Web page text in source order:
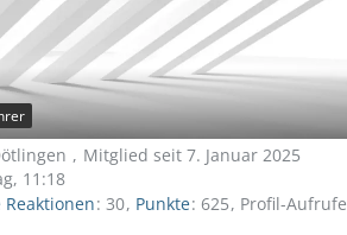
Mitglied seit 7. Januar 2025
11:18
30 Punkte 625 Profil-Aufrufe